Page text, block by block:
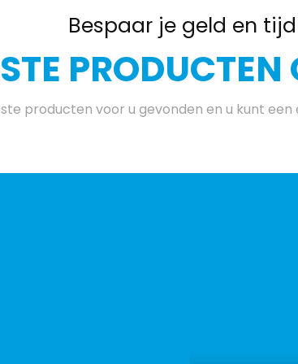
Bespaar je geld en tijd
producten voor u gevonden en u kunt